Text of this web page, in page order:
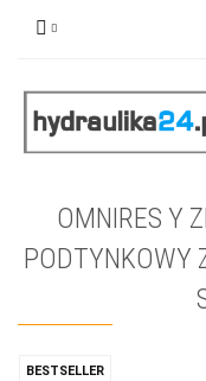
OMNIRES Y
PODTYNKOWY
BESTSELLER